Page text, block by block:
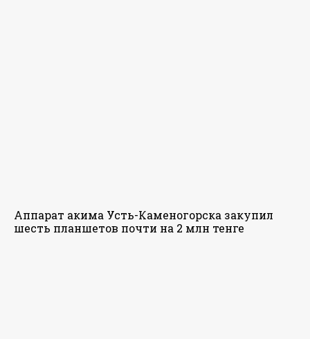
Аппарат акима Усть-Каменогорска закупил
шесть планшетов почти на 2 млн тенге